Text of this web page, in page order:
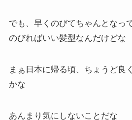
でも、早くのびてちゃんとなっ
のびればいい髪型なんだけどな
まぁ日本に帰る頃、ちょうど良
かな
あんまり気にしないことだな